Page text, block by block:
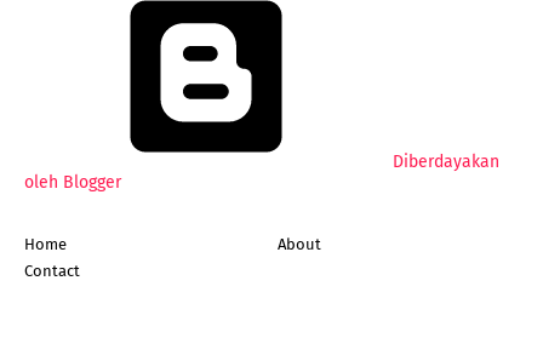
Diberdayakan
oleh Blogger
Home
About
Contact